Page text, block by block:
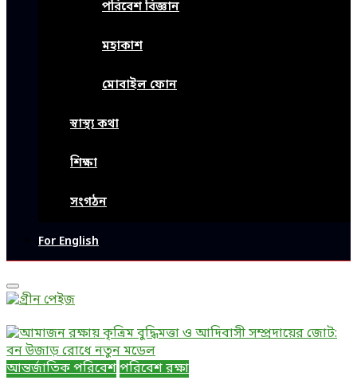
পরিবেশ বিজ্ঞান
মহাকাশ
মোবাইল ফোন
স্বাস্থ্য কথা
শিক্ষা
সংগঠন
For English
Primary
Menu
আন্তর্জাতিক পরিবেশপরিবেশ রক্ষা